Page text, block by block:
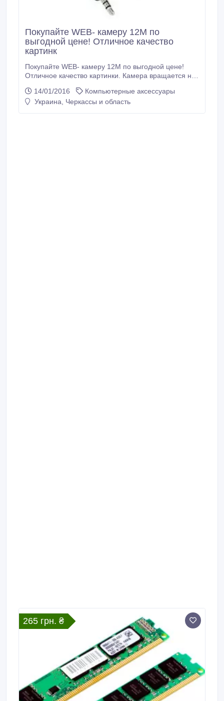
Покупайте WEB- камеру 12М по
выгодной цене! Отличное качество
картинк
Покупайте WEB- камеру 12М по выгодной цене!
Отличное качество картинки. Камера вращается на
драйвер. Работает на всех операционных системах.
В камеру встроены 6 светодиодов для
14/01/2016
Компьютерные аксессуары
Украина, Черкассы и область
265 грн. ₴